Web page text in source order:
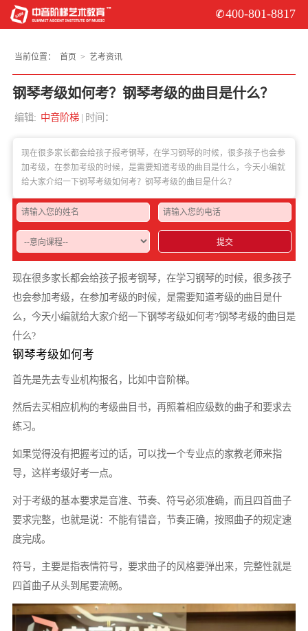
400-801-8817
当前位置： 首页 > 艺考资讯
钢琴考级如何考？钢琴考级的曲目是什么？
编辑: 中音阶梯 | 时间：
现在很多家长都会给孩子报考钢琴，在学习钢琴的时候，很多孩子也会参
加考级，在参加考级的时候，是需要知道考级的曲目是什么，今天小编就
给大家介绍一下钢琴考级如何考？钢琴考级的曲目是什么？
提交
现在很多家长都会给孩子报考钢琴，在学习钢琴的时候，很多孩子
也会参加考级，在参加考级的时候，是需要知道考级的曲目是什
么，今天小编就给大家介绍一下钢琴考级如何考?钢琴考级的曲目是
什么?
钢琴考级如何考
首先是先去专业机构报名，比如中音阶梯。
然后去买相应机构的考级曲目书，再照着相应级数的曲子和要求去
练习。
如果觉得没有把握考过的话，可以找一个专业点的家教老师来指
导，这样考级好考一点。
对于考级的基本要求是音准、节奏、符号必须准确，而且四首曲子
要求完整，也就是说：不能有错音，节奏正确，按照曲子的规定速
度完成。
符号，主要是指表情符号，要求曲子的风格要弹出来，完整性就是
四首曲子从头到尾要流畅。